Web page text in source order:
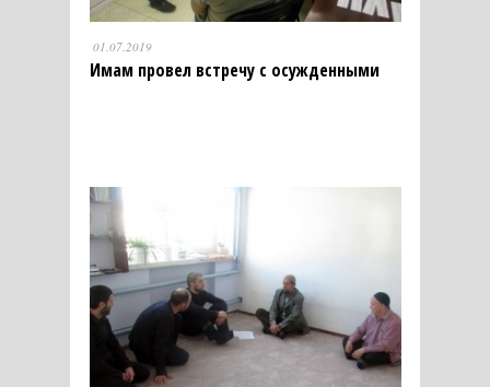
01.07.2019
Имам провел встречу с осужденными